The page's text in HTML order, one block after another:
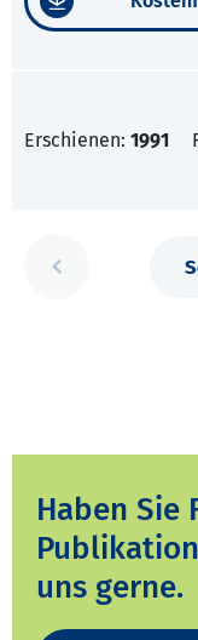
Erschienen: 1991
Haben Sie
uns gerne.